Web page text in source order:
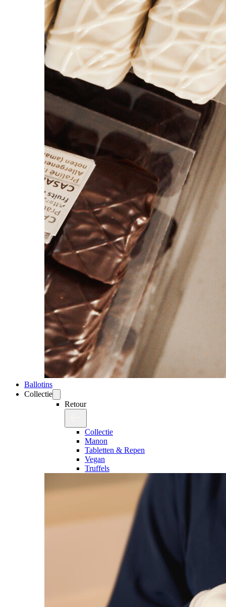
Ballotins
Collectie
Retour
Collectie
Manon
Tabletten & Repen
Vegan
Truffels